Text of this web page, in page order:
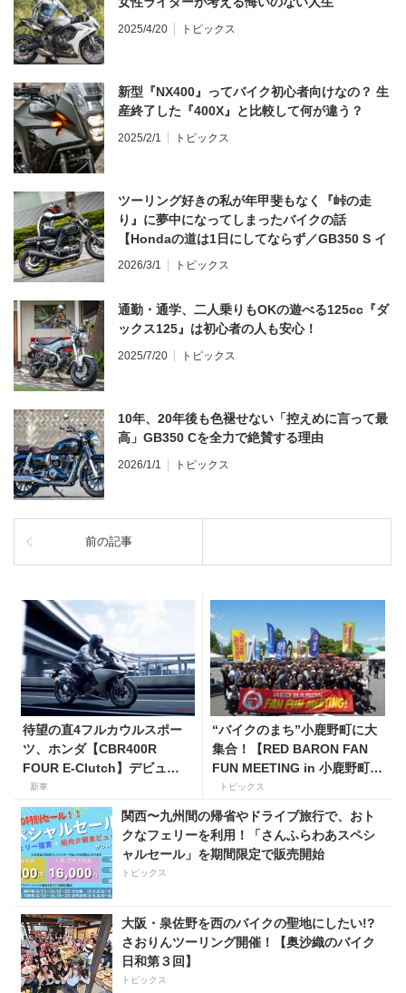
2025/4/20 トピックス
新型『NX400』ってバイク初心者向けなの？ 生
産終了した『400X』と比較して何が違う？
2025/2/1 トピックス
ツーリング好きの私が年甲斐もなく『峠の走
り』に夢中になってしまったバイクの話
【Hondaの道は1日にしてならず／GB350 S イ
ンプレ・レビュー 前編】
2026/3/1 トピックス
通勤・通学、二人乗りもOKの遊べる125cc『ダ
ックス125』は初心者の人も安心！
2025/7/20 トピックス
10年、20年後も色褪せない「控えめに言って最
高」GB350 Cを全力で絶賛する理由
2026/1/1 トピックス
前の記事
待望の直4フルカウルスポー
ツ、ホンダ【CBR400R
FOUR E-Clutch】デビュ
ー！ 価格119万9000円で9
月18日発売。
新車
“バイクのまち”小鹿野町に大
集合！【RED BARON FAN
FUN MEETING in 小鹿野町
秩父ミューズパーク】
トピックス
関西〜九州間の帰省やドライブ旅行で、おト
クなフェリーを利用！「さんふらわあスペシ
ャルセール」を期間限定で販売開始
トピックス
大阪・泉佐野を西のバイクの聖地にしたい!?
さおりんツーリング開催！【奥沙織のバイク
日和第３回】
トピックス